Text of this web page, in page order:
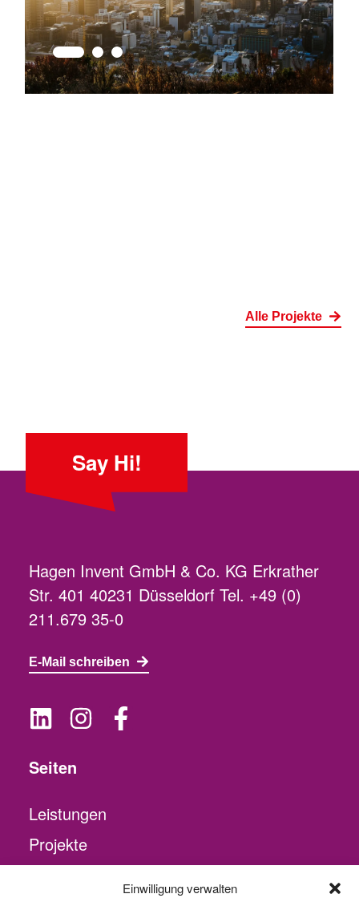
Einwilligung verwalten
Alle Projekte
Say Hi!
Hagen Invent GmbH & Co. KG Erkrather
Str. 401 40231 Düsseldorf Tel. +49 (0)
211.679 35-0
E-Mail schreiben
Seiten
Leistungen
Projekte